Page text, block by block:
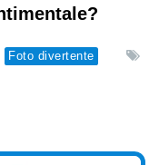
Foto divertente